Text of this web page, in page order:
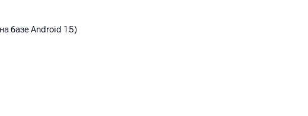
базе Android 15)